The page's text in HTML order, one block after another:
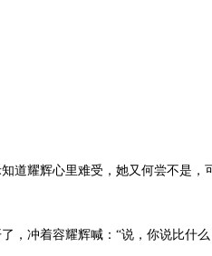
道耀辉心里难受，她又何尝不是，
冲着容耀辉喊：“说，你说比什么